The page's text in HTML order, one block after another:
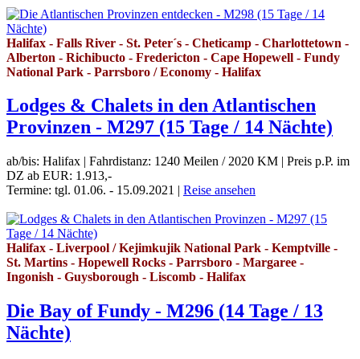
Halifax - Falls River - St. Peter´s - Cheticamp - Charlottetown -
Alberton - Richibucto - Fredericton - Cape Hopewell - Fundy
National Park - Parrsboro / Economy - Halifax
Lodges & Chalets in den Atlantischen
Provinzen - M297 (15 Tage / 14 Nächte)
ab/bis: Halifax | Fahrdistanz: 1240 Meilen / 2020 KM | Preis p.P. im
DZ ab EUR: 1.913,-
Termine: tgl. 01.06. - 15.09.2021 | Reise ansehen
Halifax - Liverpool / Kejimkujik National Park - Kemptville -
St. Martins - Hopewell Rocks - Parrsboro - Margaree -
Ingonish - Guysborough - Liscomb - Halifax
Die Bay of Fundy - M296 (14 Tage / 13
Nächte)